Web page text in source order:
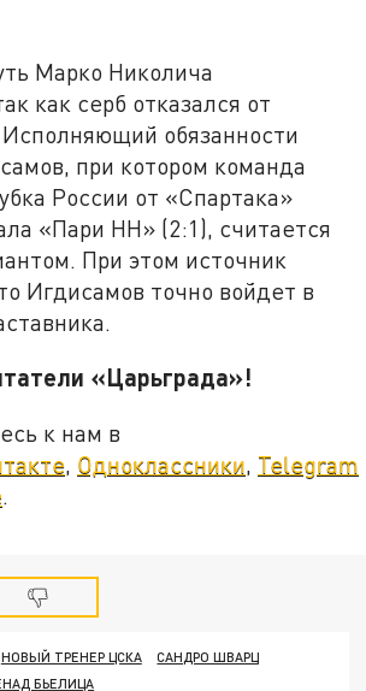
Марко Николича
как серб отказался от
обязанности
при котором команда
России от «Спартака»
«Пари НН» (2:1), считается
При этом источник
Игдисамов точно войдет в
«Царьграда»!
к нам в
, Одноклассники, Telegram
.
НОВЫЙ ТРЕНЕР ЦСКА
САНДРО ШВАРЦ
БЬЕЛИЦА